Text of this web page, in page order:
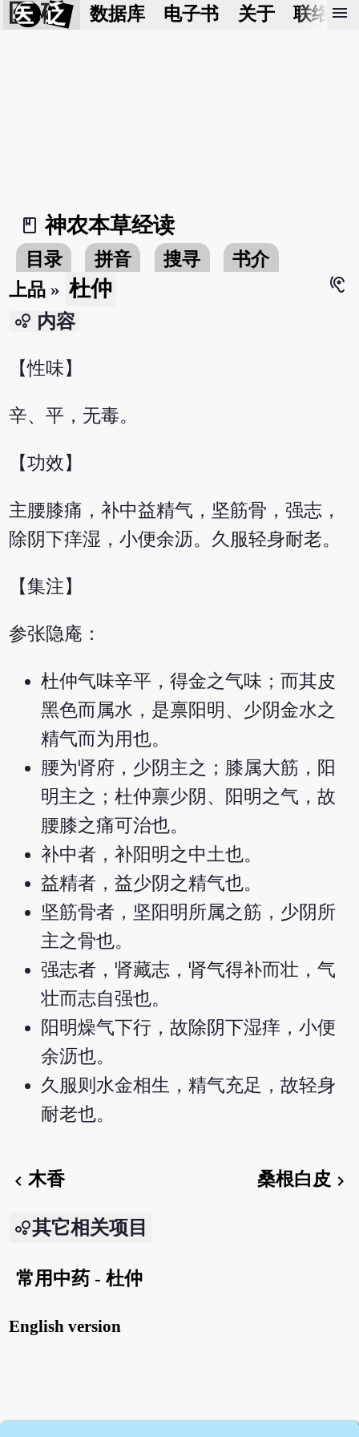
医 砭 数据库 电子书 关于 联络我
menu
book_2
神农本草经读
目录 拼音 搜寻
书介
上品 » 杜仲
hearing
bubble_chart 内容
【性味】
辛、平，无毒。
【功效】
主腰膝痛，补中益精气，坚筋骨，强志，
除阴下痒湿，小便余沥。久服轻身耐老。
【集注】
参张隐庵：
杜仲气味辛平，得金之气味；而其皮
黑色而属水，是禀阳明、少阴金水之
精气而为用也。
腰为肾府，少阴主之；膝属大筋，阳
明主之；杜仲禀少阴、阳明之气，故
腰膝之痛可治也。
补中者，补阳明之中土也。
益精者，益少阴之精气也。
坚筋骨者，坚阳明所属之筋，少阴所
主之骨也。
强志者，肾藏志，肾气得补而壮，气
壮而志自强也。
阳明燥气下行，故除阴下湿痒，小便
余沥也。
久服则水金相生，精气充足，故轻身
耐老也。
chevron_left木香 桑根白皮chevron_right
其它相关项目
常用中药 - 杜仲
English version